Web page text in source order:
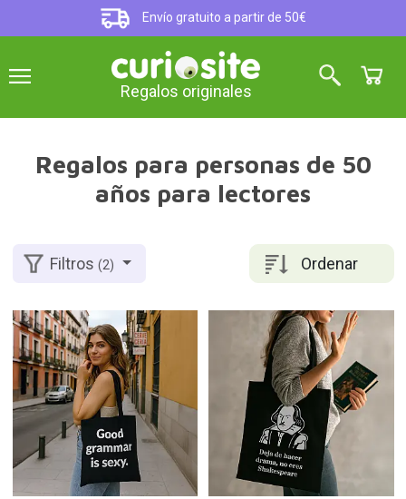
Envío gratuito a partir de 50€
Regalos originales
Regalos para personas de 50
años para lectores
Ordenar
Filtros(2)